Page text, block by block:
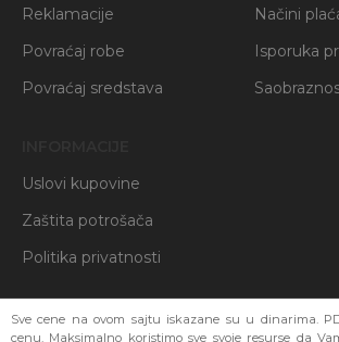
Reklamacije
Povraćaj robe
Povraćaj sredstava
Načini
Isporuka
Uslovi kupovine
Zaštita potrošača
Politika privatnosti
Sve cene na ovom sajtu iskazane su u dinarima.
cenu. Maksimalno koristimo sve svoje resurse da